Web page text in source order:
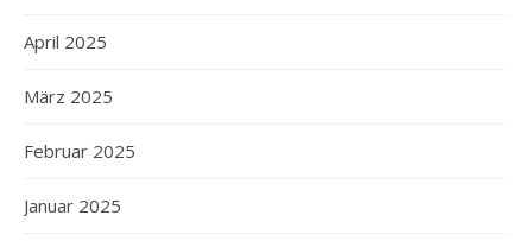
April 2025
März 2025
Februar 2025
Januar 2025